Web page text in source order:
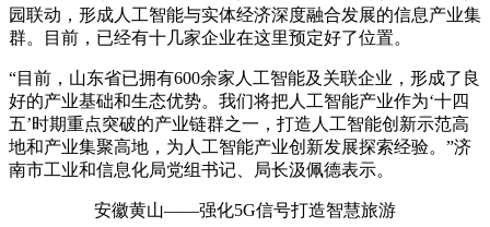
园联动，形成人工智能与实体经济深度融合发展的信息产业集
群。目前，已经有十几家企业在这里预定好了位置。
“目前，山东省已拥有600余家人工智能及关联企业，形成了良
好的产业基础和生态优势。我们将把人工智能产业作为‘十四
五’时期重点突破的产业链群之一，打造人工智能创新示范高
地和产业集聚高地，为人工智能产业创新发展探索经验。”济
南市工业和信息化局党组书记、局长汲佩德表示。
安徽黄山——强化5G信号打造智慧旅游